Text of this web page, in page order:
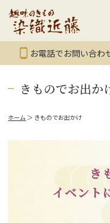
お電話でお問い合わ
きものでお出か
ホーム ＞ きものでお出かけ
き
イベント